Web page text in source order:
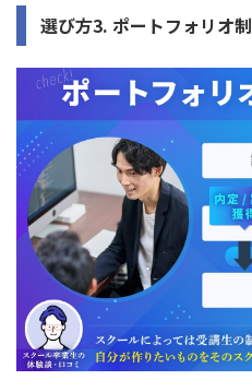
選び方3. ポートフォリオ